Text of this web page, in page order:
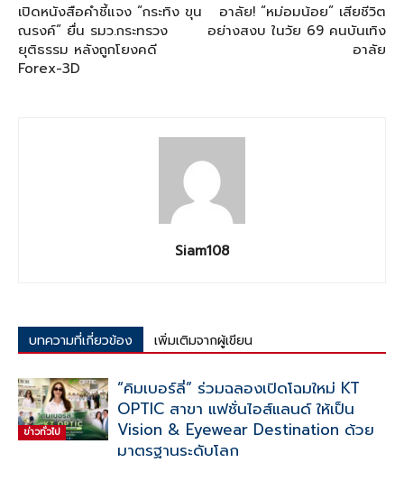
เปิดหนังสือคำชี้แจง “กระทิง ขุน
ณรงค์” ยื่น รมว.กระทรวง
ยุติธรรม หลังถูกโยงคดี
Forex-3D
อาลัย! “หม่อมน้อย” เสียชีวิต
อย่างสงบ ในวัย 69 คนบันเทิง
อาลัย
Siam108
บทความที่เกี่ยวข้อง เพิ่มเติมจากผู้เขียน
ข่าวทั่วไป
“คิมเบอร์ลี่” ร่วมฉลองเปิดโฉมใหม่ KT
OPTIC สาขา แฟชั่นไอส์แลนด์ ให้เป็น
Vision & Eyewear Destination ด้วย
มาตรฐานระดับโลก